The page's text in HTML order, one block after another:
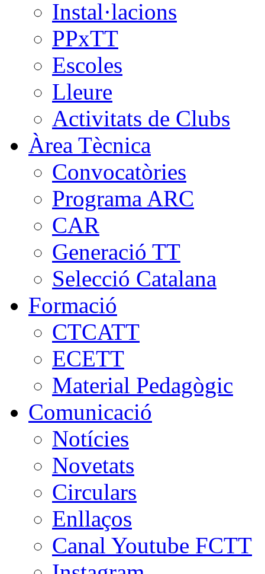
Instal·lacions
PPxTT
Escoles
Lleure
Activitats de Clubs
Àrea Tècnica
Convocatòries
Programa ARC
CAR
Generació TT
Selecció Catalana
Formació
CTCATT
ECETT
Material Pedagògic
Comunicació
Notícies
Novetats
Circulars
Enllaços
Canal Youtube FCTT